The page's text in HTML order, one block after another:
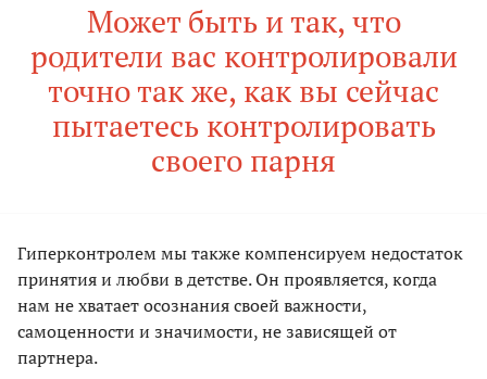
Может быть и так, что
родители вас контролировали
точно так же, как вы сейчас
пытаетесь контролировать
своего парня
Гиперконтролем мы также компенсируем недостаток
принятия и любви в детстве. Он проявляется, когда
нам не хватает осознания своей важности,
самоценности и значимости, не зависящей от
партнера.